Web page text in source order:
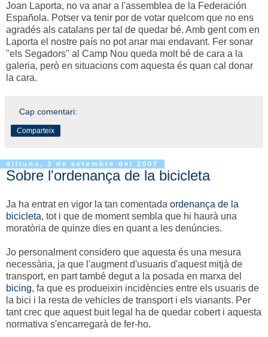
Joan Laporta, no va anar a l'assemblea de la Federación
Española. Potser va tenir por de votar quelcom que no ens
agradés als catalans per tal de quedar bé. Amb gent com en
Laporta el nostre país no pot anar mai endavant. Fer sonar
"els Segadors" al Camp Nou queda molt bé de cara a la
galeria, però en situacions com aquesta és quan cal donar
la cara.
Cap comentari:
Comparteix
dilluns, 3 de setembre del 2007
Sobre l'ordenança de la bicicleta
Ja ha entrat en vigor la tan comentada ordenança de la
bicicleta, tot i que de moment sembla que hi haurà una
moratòria de quinze dies en quant a les denúncies.
Jo personalment considero que aquesta és una mesura
necessària, ja que l'augment d'usuaris d'aquest mitjà de
transport, en part també degut a la posada en marxa del
bicing, fa que es produeixin incidències entre els usuaris de
la bici i la resta de vehicles de transport i els vianants. Per
tant crec que aquest buit legal ha de quedar cobert i aquesta
normativa s'encarregarà de fer-ho.